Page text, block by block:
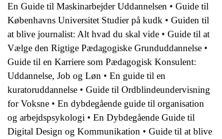
En Guide til Maskinarbejder Uddannelsen • Guide til
Københavns Universitet Studier på kudk • Guiden til
at blive journalist: Alt hvad du skal vide • Guide til at
Vælge den Rigtige Pædagogiske Grunduddannelse •
Guide til en Karriere som Pædagogisk Konsulent:
Uddannelse, Job og Løn • En guide til en
kuratoruddannelse • Guide til Ordblindeundervisning
for Voksne • En dybdegående guide til organisation
og arbejdspsykologi • En Dybdegående Guide til
Digital Design og Kommunikation • Guide til at blive